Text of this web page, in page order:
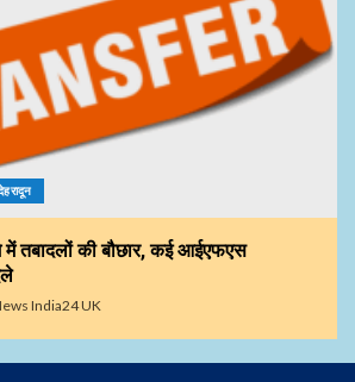
तबादलों की बौछार, कई आईएफएस
India24 UK